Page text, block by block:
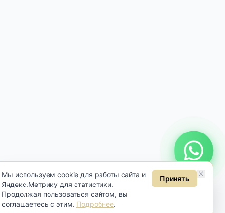
Мы используем cookie для работы сайта и
Яндекс.Метрику для статистики.
Продолжая пользоваться сайтом, вы
соглашаетесь с этим. Подробнее.
Принять